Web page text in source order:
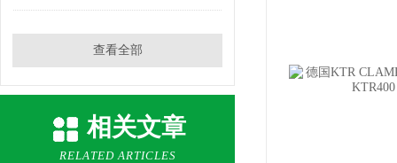
查看全部
相关文章
RELATED ARTICLES